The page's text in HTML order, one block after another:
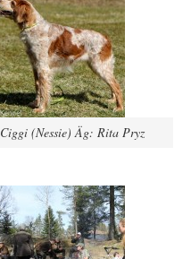
Ciggi (Nessie) Äg: Rita Pryz